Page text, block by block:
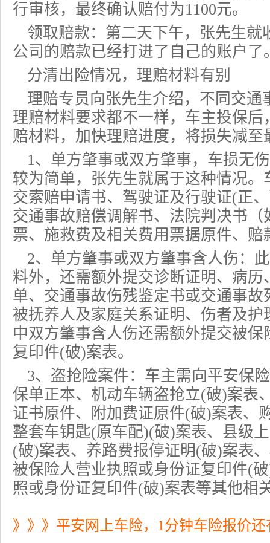
行审核，最终确认赔付为1100元。
领取赔款：第二天下午，张先生就
公司的赔款已经打进了自己的账户了
分清出险情况，理赔材料有别
理赔专员向张先生介绍，不同交通
理赔材料要求都不一样，车主投保
赔材料，加快理赔进度，将损失减至
1、单方肇事或双方肇事，车损无
较为简单，张先生就属于这种情况
交索赔申请书、驾驶证及行驶证(正
交通事故赔偿调解书、法院判决书
票、施救费及相关费用票据原件、
2、单方肇事或双方肇事含人伤：
料外，还需额外提交诊断证明、病
单、交通事故伤残鉴定书或交通事
被抚养人及家庭关系证明、伤者及
中双方肇事含人伤还需额外提交被
复印件(破)案表。
3、 盗抢险案件：车主需向平安保
保单正本、机动车辆盗抢立(破)案表
证书原件、附加费证原件(破)案表、
整套车钥匙(原车配)(破)案表、县级
(破)案表、养路费报停证明(破)案表
被保险人营业执照或身份证复印件(
照或身份证复印件(破)案表等其他相
》》》平安网上车险，1分钟车险报价